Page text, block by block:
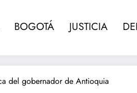
BOGOTÁ JUSTICIA
del gobernador de Antioquia